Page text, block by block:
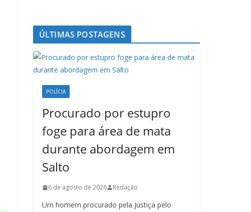
ÚLTIMAS POSTAGENS
POLÍCIA
Procurado por estupro
foge para área de mata
durante abordagem em
Salto
6 de agosto de 2026 Redação
Um homem procurado pela Justiça pelo